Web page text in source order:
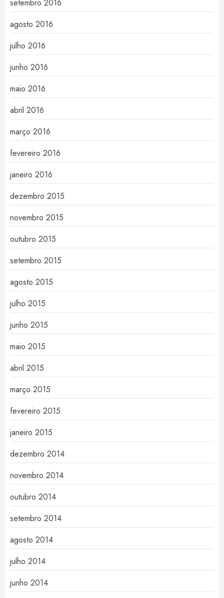
setembro 2016
agosto 2016
julho 2016
junho 2016
maio 2016
abril 2016
março 2016
fevereiro 2016
janeiro 2016
dezembro 2015
novembro 2015
outubro 2015
setembro 2015
agosto 2015
julho 2015
junho 2015
maio 2015
abril 2015
março 2015
fevereiro 2015
janeiro 2015
dezembro 2014
novembro 2014
outubro 2014
setembro 2014
agosto 2014
julho 2014
junho 2014